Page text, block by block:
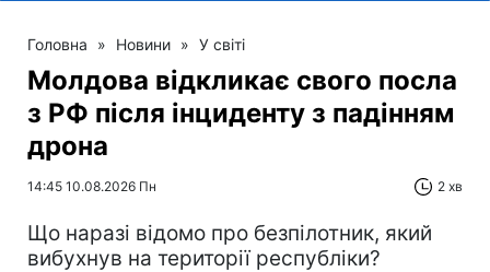
Головна » Новини » У світі
Молдова відкликає свого посла
з РФ після інциденту з падінням
дрона
14:45 10.08.2026 Пн 2 хв
Що наразі відомо про безпілотник, який
вибухнув на території республіки?